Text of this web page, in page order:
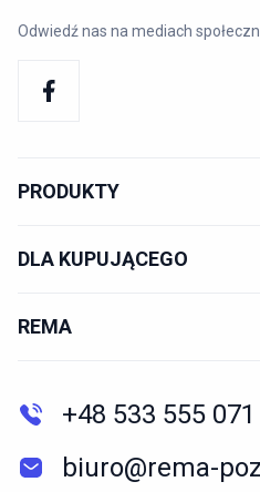
Odwiedź nas na mediach
+48 533 555 071
biuro@rema-
PRODUKTY
DLA KUPUJĄCEGO
REMA